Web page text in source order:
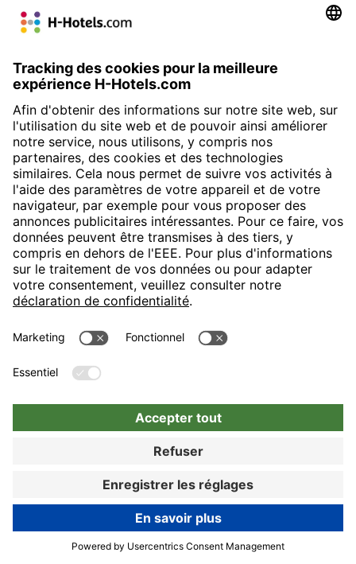
Verhältnis sowie der Freundlichkeit unseres Teams
zur Kenntnis. Ihr Feedback ist uns wichtig und hilft uns
dabei, unseren Service kontinuierlich zu verbessern.
Wir würden uns freuen, Sie bei einer nächsten
Gelegenheit wieder bei uns begrüßen zu dürfen.
Herzliche Grüße, Ihr Team von den H-Hotels Sergej
Rosenberg - Online Reputation Manager
77%
De: Anonyme
10.09.25
Danke für das Zimmerupgrade - ich habe das ruhige
Zimmer, mit Fester nach hinten, sehr genossen.
genommen haben, Ihren Aufenthalt bei uns zu
Zimmer mit Ausblick zum Hinterhof genießen konnten.
Bestätigung und zeigt uns, dass wir Ihren Wünschen
zur Freundlichkeit unserer Mitarbeitenden wissen wir
Zimmer, Sauberkeit und Verkehrsanbindung
aufmerksam zur Kenntnis, da uns die stetige
Réserver